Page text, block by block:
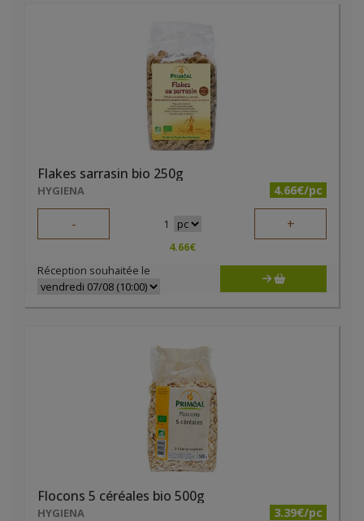
Flakes sarrasin bio 250g
HYGIENA 4.66€/pc
- 1 +
4.66€
Réception souhaitée le
Flocons 5 céréales bio 500g
HYGIENA 3.39€/pc